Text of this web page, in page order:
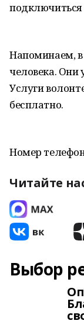
подключиться
Напоминаем, в
человека.
Услуги
бесплатно.
Номер
Читайте
Выбор